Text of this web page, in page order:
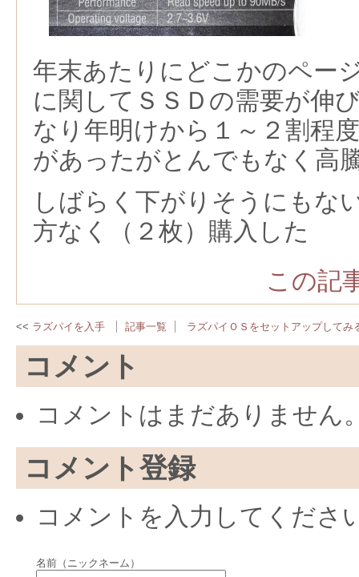
年末あたりにどこかのペー
に関してＳＳＤの需要が伸
なり年明けから１～２割程
があったがとんでもなく高
しばらく下がりそうにもな
方なく（２枚）購入した
この記
ラズパイを入手 記事一覧 ラズパイＯＳをセットアップしてみ
コメント
コメントはまだありません
コメント登録
コメントを入力してくださ
名前（ニックネーム）